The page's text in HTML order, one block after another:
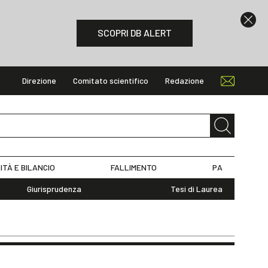
SCOPRI DB ALERT
Direzione Comitato scientifico Redazione
E BILANCIO FALLIMENTO PA
Giurisprudenza Tesi di Laurea